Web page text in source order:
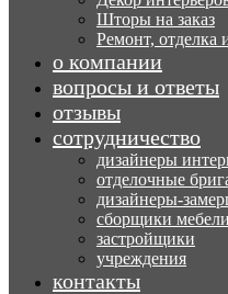
Шторы на заказ
Ремонт, отделка
о компании
вопросы и ответы
отзывы
сотрудничество
дизайнеры
отделочные
дизайнеры-
сборщики мебели
застройщики
учреждения
контакты